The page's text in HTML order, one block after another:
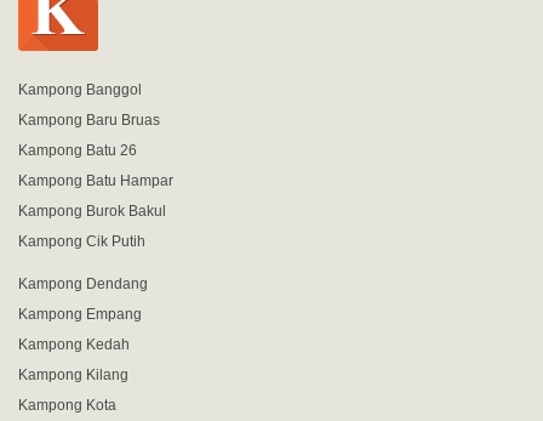
Kampong Banggol
Kampong Baru Bruas
Kampong Batu 26
Kampong Batu Hampar
Kampong Burok Bakul
Kampong Cik Putih
Kampong Dendang
Kampong Empang
Kampong Kedah
Kampong Kilang
Kampong Kota